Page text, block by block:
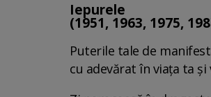
Iepurele
(1951, 1963, 1975,
Puterile tale de
cu adevărat în viața ta